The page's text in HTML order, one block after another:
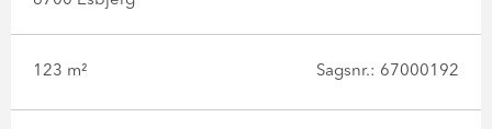
123 m² Sagsnr.: 67000192